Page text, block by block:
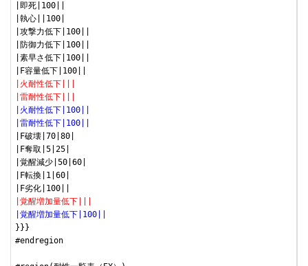
|即死|100||
|執心||100|
|攻撃力低下|100||
|防御力低下|100||
|素早さ低下|100||
|火耐性低下|||
|雷耐性低下|||
|火耐性低下|100||
|雷耐性低下|100||
|F破壊|70|80|
|F奪取|5|25|
|覚醒減少|50|60|
|F転換|1|60|
|覚醒増加量低下|||
|覚醒増加量低下|100||
}}}
#endregion